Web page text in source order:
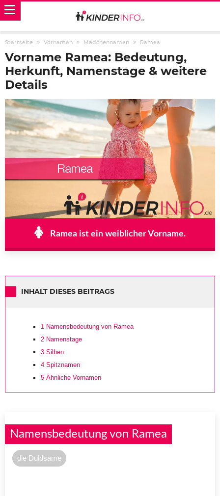
Startseite Vornamen Mädchennamen Ramea
Vorname Ramea: Bedeutung,
Herkunft, Namenstage & weitere
Details
Ramea ist ein weiblicher Vorname.
INHALT DIESES BEITRAGS
1 Namensbedeutung von Ramea
2 Namenstage
3 Silben
4 Spitznamen
5 Ähnliche Vornamen
Namensbedeutung von Ramea
die Duldsame